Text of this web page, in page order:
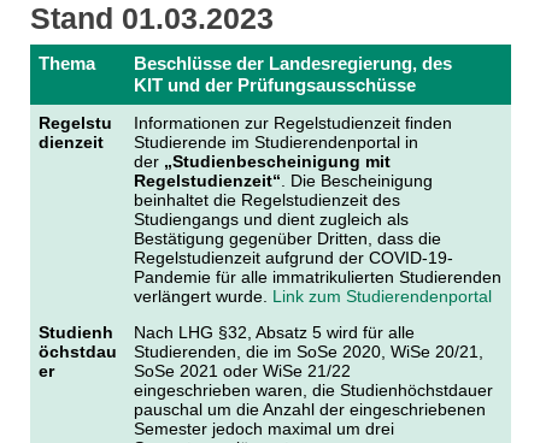
Stand 01.03.2023
Thema
Beschlüsse der Landesregierung, des
KIT und der Prüfungsausschüsse
Regelstu
dienzeit
Informationen zur Regelstudienzeit finden
Studierende im Studierendenportal in
der„Studienbescheinigung mit
Regelstudienzeit“ . Die Bescheinigung
beinhaltet die Regelstudienzeit des
Studiengangs und dient zugleich als
Bestätigung gegenüber Dritten, dass die
Regelstudienzeit aufgrund der COVID-19-
Pandemie für alle immatrikulierten Studierenden
verlängert wurde. Link zum Studierendenportal
Studienh
öchstdau
er
Nach LHG §32, Absatz 5 wird für alle
Studierenden, die im SoSe 2020, WiSe 20/21,
SoSe 2021 oder WiSe 21/22
eingeschrieben waren, die Studienhöchstdauer
pauschal um die Anzahl der eingeschriebenen
Semester jedoch maximal um drei